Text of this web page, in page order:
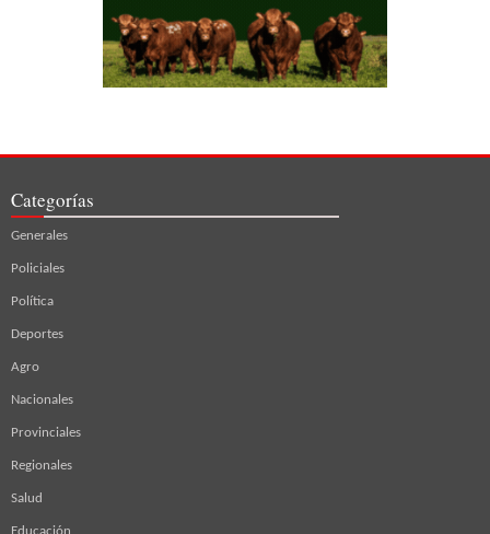
Categorías
Generales
Policiales
Política
Deportes
Agro
Nacionales
Provinciales
Regionales
Salud